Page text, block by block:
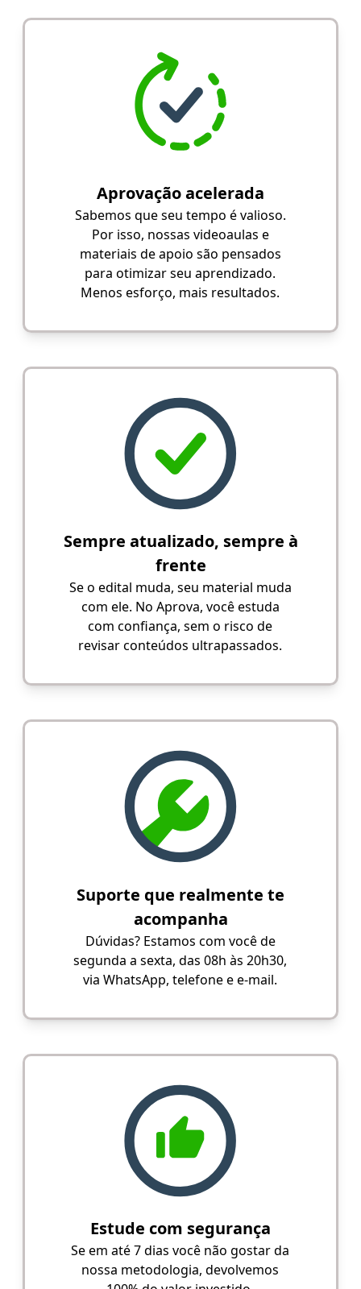
Aprovação acelerada
Sabemos que seu tempo é valioso.
Por isso, nossas videoaulas e
materiais de apoio são pensados
para otimizar seu aprendizado.
Menos esforço, mais resultados.
Sempre atualizado, sempre à
frente
Se o edital muda, seu material muda
com ele. No Aprova, você estuda
com confiança, sem o risco de
revisar conteúdos ultrapassados.
Suporte que realmente te
acompanha
Dúvidas? Estamos com você de
segunda a sexta, das 08h às 20h30,
via WhatsApp, telefone e e-mail.
Estude com segurança
Se em até 7 dias você não gostar da
nossa metodologia, devolvemos